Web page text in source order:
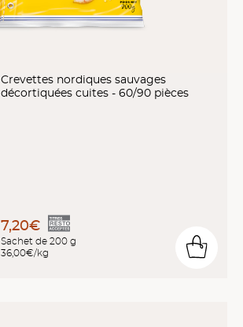
Crevettes nordiques sauvages
décortiquées cuites - 60/90 pièces
7,20€
Sachet de 200 g
36,00€/kg